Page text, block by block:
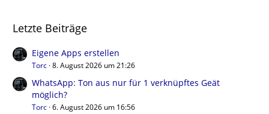
Letzte Beiträge
Eigene Apps erstellen
Torc 8. August 2026 um 21:26
WhatsApp: Ton aus nur für 1 verknüpftes Geät
möglich?
Torc 6. August 2026 um 16:56